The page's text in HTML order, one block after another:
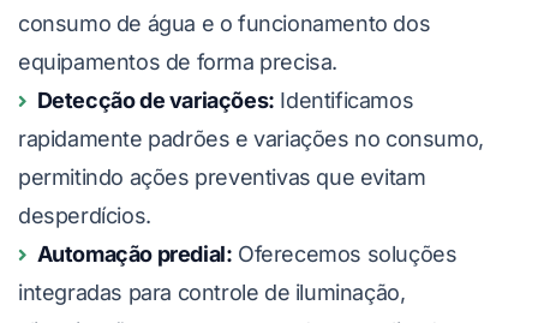
consumo de água e o funcionamento dos
equipamentos de forma precisa.
Detecção de variações: Identificamos
rapidamente padrões e variações no consumo,
permitindo ações preventivas que evitam
desperdícios.
Automação predial: Oferecemos soluções
integradas para controle de iluminação,